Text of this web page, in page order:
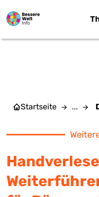
Startseite ...